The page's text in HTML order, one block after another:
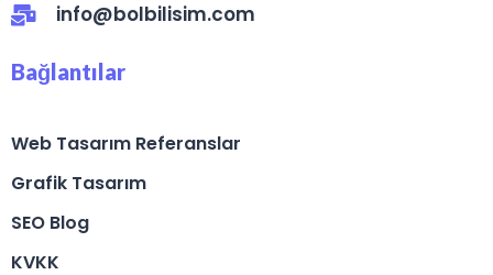
info@bolbilisim.com
Bağlantılar
Web Tasarım Referanslar
Grafik Tasarım
SEO Blog
KVKK